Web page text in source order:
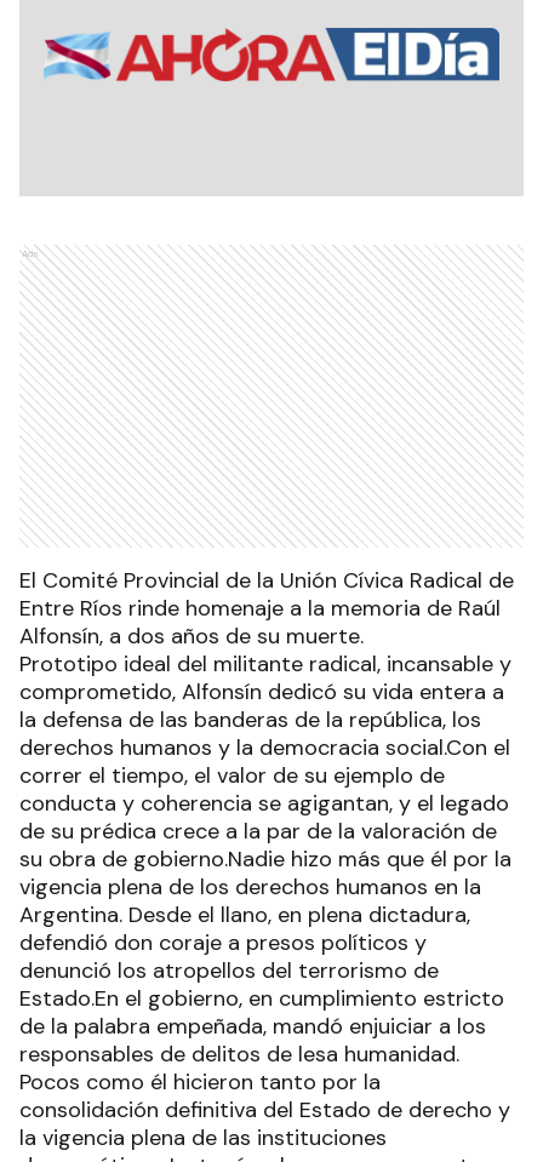
Ads
El Comité Provincial de la Unión Cívica Radical de
Entre Ríos rinde homenaje a la memoria de Raúl
Alfonsín, a dos años de su muerte.
Prototipo ideal del militante radical, incansable y
comprometido, Alfonsín dedicó su vida entera a
la defensa de las banderas de la república, los
derechos humanos y la democracia social.Con el
correr el tiempo, el valor de su ejemplo de
conducta y coherencia se agigantan, y el legado
de su prédica crece a la par de la valoración de
su obra de gobierno.Nadie hizo más que él por la
vigencia plena de los derechos humanos en la
Argentina. Desde el llano, en plena dictadura,
defendió don coraje a presos políticos y
denunció los atropellos del terrorismo de
Estado.En el gobierno, en cumplimiento estricto
de la palabra empeñada, mandó enjuiciar a los
responsables de delitos de lesa humanidad.
Pocos como él hicieron tanto por la
consolidación definitiva del Estado de derecho y
la vigencia plena de las instituciones